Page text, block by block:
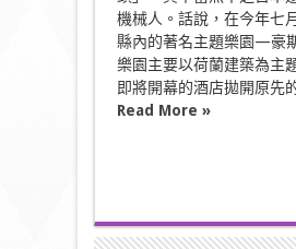
機械人。話說，在今年七
縣內的著名主題樂園—豪
樂園主要以荷蘭建築為主
即將開幕的酒店拋開原先
Read More »